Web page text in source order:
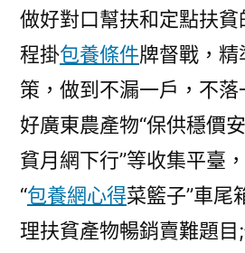
做好對口幫扶和定點扶
程掛包養條件牌督戰，
策，做到不漏一戶，不
好廣東農產物“保供穩價
貧月網下行”等收集平臺
“包養網心得菜籃子”車尾
理扶貧產物暢銷賣難題